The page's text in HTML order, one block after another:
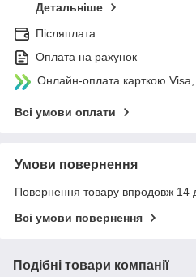
Детальніше
Післяплата
Оплата на рахунок
Онлайн-оплата карткою
Всі умови оплати
Умови повернення
Повернення товару впродовж 14
Всі умови повернення
Подібні товари компанії